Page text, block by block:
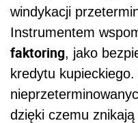
windykacji
Instrumentem
faktoring, jako
kredytu
dzięki czemu